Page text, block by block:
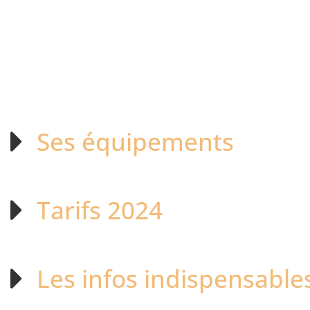
Ses équipements
Tarifs 2024
Les infos